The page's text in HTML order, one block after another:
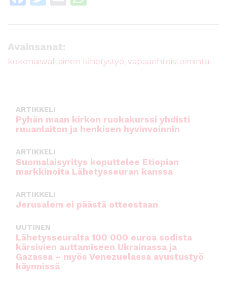
e
b
k
te
r
A
Avainsanat:
kokonaisvaltainen lähetystyö, vapaaehtoistoiminta
ARTIKKELI
Pyhän maan kirkon ruokakurssi yhdisti
ruuanlaiton ja henkisen hyvinvoinnin
ARTIKKELI
Suomalaisyritys koputtelee Etiopian
markkinoita Lähetysseuran kanssa
ARTIKKELI
Jerusalem ei päästä otteestaan
UUTINEN
Lähetysseuralta 100 000 euroa sodista
kärsivien auttamiseen Ukrainassa ja
Gazassa – myös Venezuelassa avustustyö
käynnissä